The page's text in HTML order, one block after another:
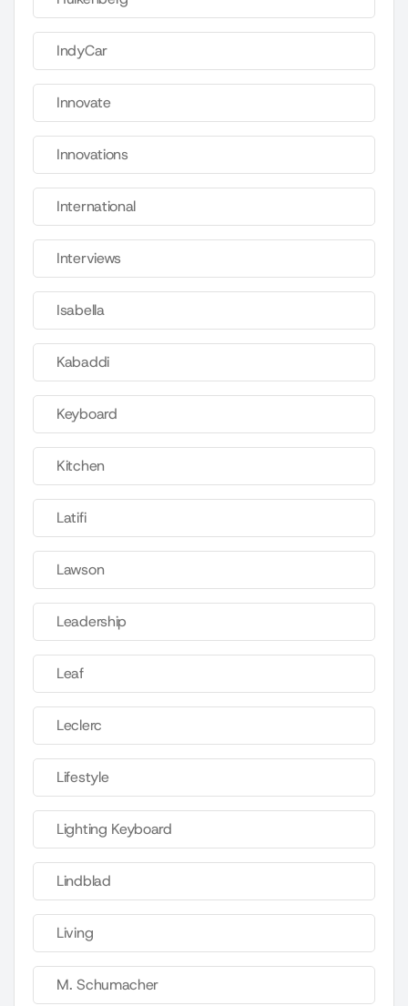
IndyCar
Innovate
Innovations
International
Interviews
Isabella
Kabaddi
Keyboard
Kitchen
Latifi
Lawson
Leadership
Leaf
Leclerc
Lifestyle
Lighting Keyboard
Lindblad
Living
M. Schumacher